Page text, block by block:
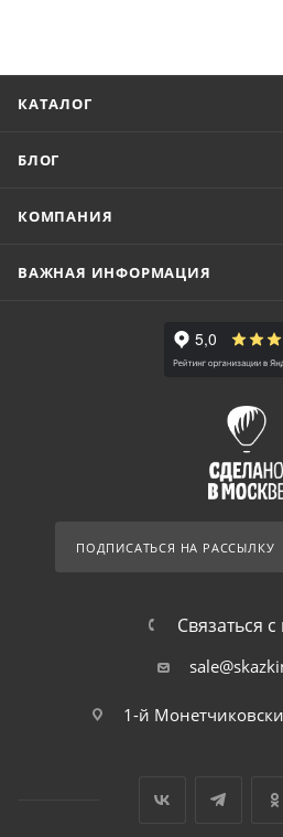
КАТАЛОГ
БЛОГ
КОМПАНИЯ
ВАЖНАЯ ИНФОРМАЦИЯ
ПОДПИСАТЬСЯ НА РАССЫЛКУ
Связаться
1-й